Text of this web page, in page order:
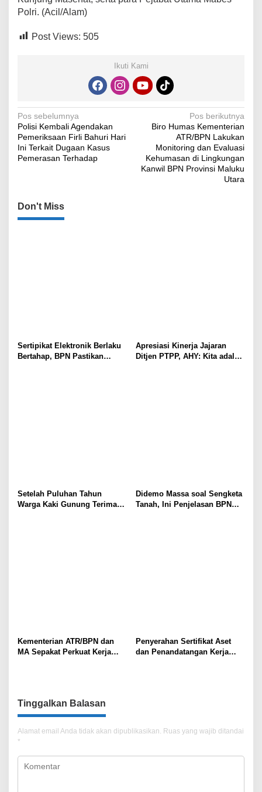
Polri. (Acil/Alam)
Post Views: 505
Ikuti Kami
Navigasi
pos
Pos sebelumnya
Polisi Kembali Agendakan
Pemeriksaan Firli Bahuri Hari
Ini Terkait Dugaan Kasus
Pemerasan Terhadap
Pos berikutnya
Biro Humas Kementerian
ATR/BPN Lakukan
Monitoring dan Evaluasi
Kehumasan di Lingkungan
Kanwil BPN Provinsi Maluku
Utara
Don't Miss
Sertipikat Elektronik Berlaku
Bertahap, BPN Pastikan
Apresiasi Kinerja Jajaran
Ditjen PTPP, AHY: Kita adalah
Setelah Puluhan Tahun
Warga Kaki Gunung Terima
Didemo Massa soal Sengketa
Tanah, Ini Penjelasan BPN
Kementerian ATR/BPN dan
MA Sepakat Perkuat Kerja
Penyerahan Sertifikat Aset
dan Penandatangan Kerja
Tinggalkan Balasan
Alamat email Anda tidak akan dipublikasikan. Ruas yang wajib ditandai
*